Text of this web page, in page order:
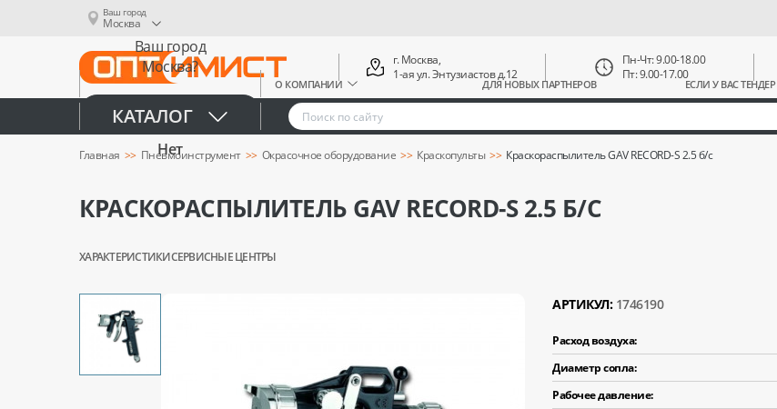
Ваш город
Москва
Ваш город
Москва?
Да
Нет
О КОМПАНИИ ДЛЯ НОВЫХ ПАРТНЕРОВ ЕСЛИ У ВАС ТЕНДЕР
г. Москва,
1-ая ул. Энтузиастов д.12
Пн-Чт: 9.00-18.00
Пт: 9.00-17.00
КАТАЛОГ
Главная Пневмоинструмент Окрасочное оборудование Краскопульты Краскораспылитель GAV RECORD-S 2.5 б/с
КРАСКОРАСПЫЛИТЕЛЬ GAV RECORD-S 2.5 Б/С
ХАРАКТЕРИСТИКИСЕРВИСНЫЕ ЦЕНТРЫ
АРТИКУЛ: 1746190
Расход воздуха:
Диаметр сопла:
Рабочее давление: